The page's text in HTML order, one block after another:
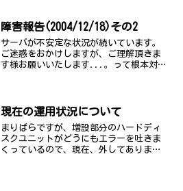
上
障害報告(2004/12/18)その2
サーバが不安定な状況が続いています。
ご迷惑をおかけしますが、ご理解頂きま
す様お願いいたします...。って根本対策
ディス...
現在の運用状況について
まりぱらですが、増設部分のハードディ
スクユニットがどうにもエラーを吐きま
くっているので、現在、外してありま